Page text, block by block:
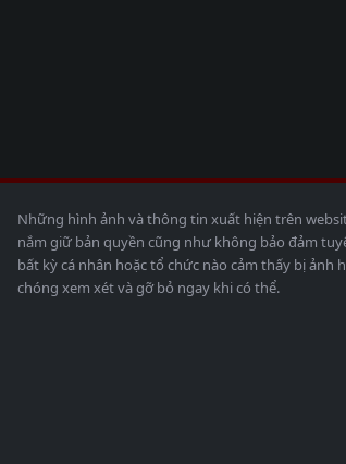
Những hình ảnh và thông tin xuất hiện trên
nắm giữ bản quyền cũng như không bảo đảm
bất kỳ cá nhân hoặc tổ chức nào cảm thấy bị
chóng xem xét và gỡ bỏ ngay khi có thể.